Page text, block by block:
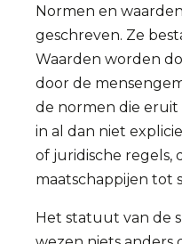
Normen en
geschreven. Ze
Waarden worden
door de
de normen die
in al dan niet
of juridische regels,
maatschappijen tot
Het statuut van de